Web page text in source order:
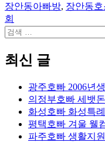
장안동아빠방, 장안동
회
검
최신 글
광주호빠 2006년
의정부호빠 세뱃
화성호빠 화성특
평택호빠 겨울 웰
파주호빠 생활지